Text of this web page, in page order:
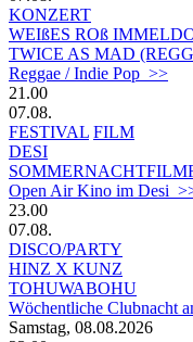
KONZERT
WEIßES ROß
TWICE AS MAD
Reggae / Indie Pop >>
21.00
07.08.
FESTIVAL FILM
DESI
Open Air Kino im Desi
23.00
07.08.
DISCO/PARTY
HINZ X KUNZ
TOHUWABOHU
Wöchentliche Clubnacht
Samstag, 08.08.2026